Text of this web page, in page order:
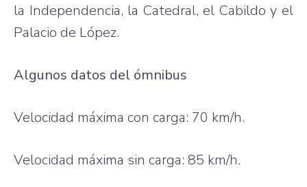
la Independencia, la Catedral, el Cabildo y el
Palacio de López.
Algunos datos del ómnibus
Velocidad máxima con carga: 70 km/h.
Velocidad máxima sin carga: 85 km/h.